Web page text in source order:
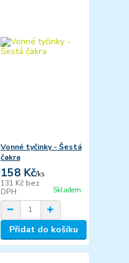
Vonné tyčinky - Šestá
čakra
158 Kč/ks
131 Kč bez
DPH
Skladem
Přidat do košíku